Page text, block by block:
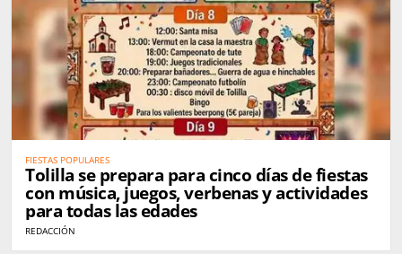
FIESTAS POPULARES
Tolilla se prepara para cinco días de fiestas
con música, juegos, verbenas y actividades
para todas las edades
REDACCIÓN